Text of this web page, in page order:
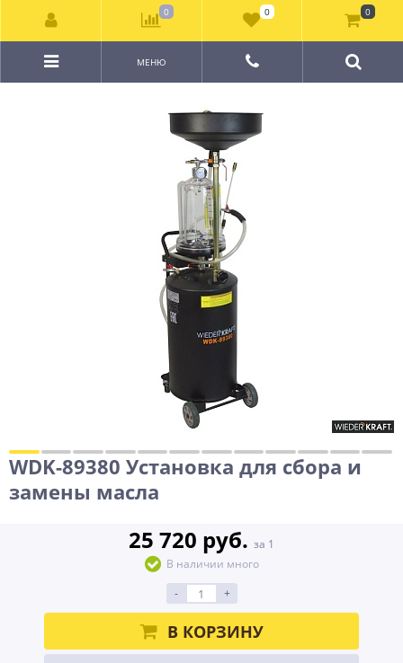
МЕНЮ
WDK-89380 Установка для сбора и
замены масла
25 720 руб. за 1
В наличии много
-
+
В КОРЗИНУ
0 0 0